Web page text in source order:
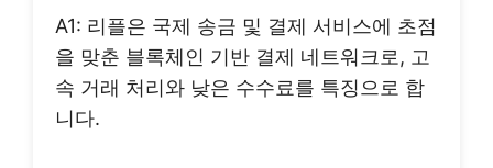
A1: 리플은 국제 송금 및 결제 서비스에 초점
을 맞춘 블록체인 기반 결제 네트워크로, 고
속 거래 처리와 낮은 수수료를 특징으로 합
니다.